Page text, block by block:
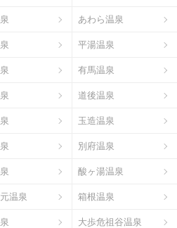
あわら温泉
平湯温泉
有馬温泉
道後温泉
玉造温泉
別府温泉
酸ヶ湯温泉
温泉 箱根温泉
大歩危祖谷温泉